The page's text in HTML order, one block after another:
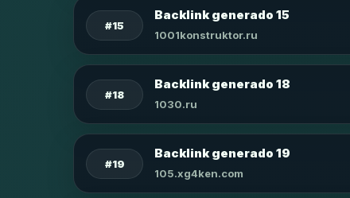
#15
Backlink generado 15
1001konstruktor.ru
#18
Backlink generado 18
1030.ru
#19
Backlink generado 19
105.xg4ken.com